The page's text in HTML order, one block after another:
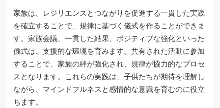
家族は、レジリエンスとつながりを促進する一貫した実践
を確立することで、規律に基づく儀式を作ることができま
す。家族会議、一貫した結果、ポジティブな強化といった
儀式は、支援的な環境を育みます。共有された活動に参加
することで、家族の絆が強化され、規律が協力的なプロセ
スとなります。これらの実践は、子供たちが期待を理解し
ながら、マインドフルネスと感情的な意識を育むのに役立
ちます。